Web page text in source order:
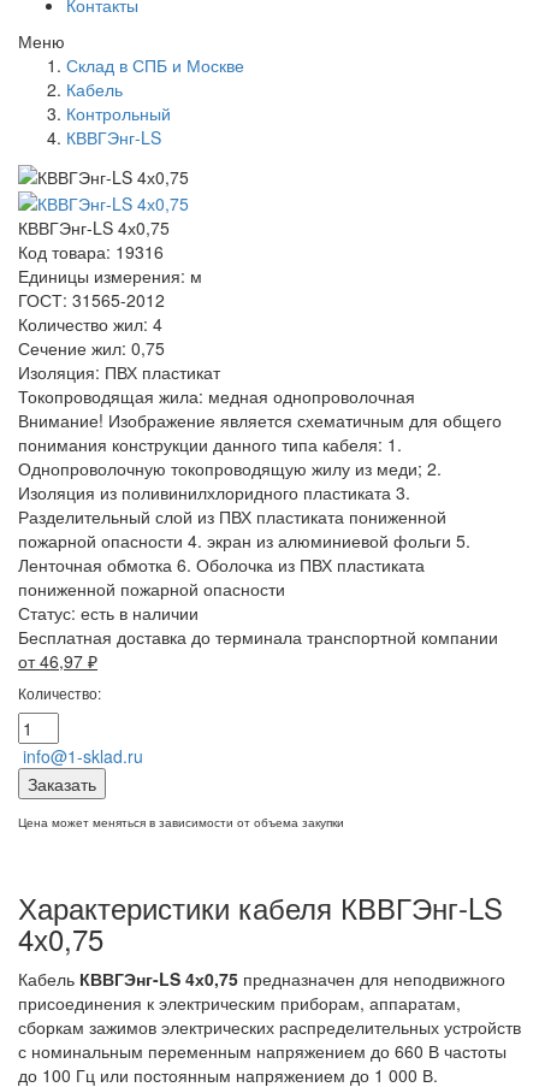
Контакты
Меню
Склад в СПБ и Москве
Кабель
Контрольный
КВВГЭнг-LS
КВВГЭнг-LS 4х0,75
Код товара: 19316
Единицы измерения: м
ГОСТ: 31565-2012
Количество жил: 4
Сечение жил: 0,75
Изоляция: ПВХ пластикат
Токопроводящая жила: медная однопроволочная
Внимание! Изображение является схематичным для общего
понимания конструкции данного типа кабеля: 1.
Однопроволочную токопроводящую жилу из меди; 2.
Изоляция из поливинилхлоридного пластиката 3.
Разделительный слой из ПВХ пластиката пониженной
пожарной опасности 4. экран из алюминиевой фольги 5.
Ленточная обмотка 6. Оболочка из ПВХ пластиката
пониженной пожарной опасности
Статус: есть в наличии
Бесплатная доставка до терминала транспортной компании
от 46,97 ₽
Количество:
info@1-sklad.ru
Заказать
Цена может меняться в зависимости от объема закупки
Характеристики кабеля КВВГЭнг-LS
4х0,75
Кабель КВВГЭнг-LS 4х0,75 предназначен для неподвижного
присоединения к электрическим приборам, аппаратам,
сборкам зажимов электрических распределительных устройств
с номинальным переменным напряжением до 660 В частоты
до 100 Гц или постоянным напряжением до 1 000 В.